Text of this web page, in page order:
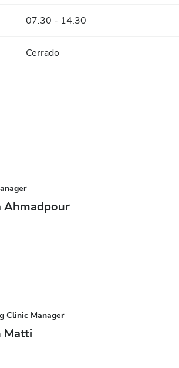
07:30 - 14:30
Cerrado
Ahmadpour
Clinic Manager
Matti